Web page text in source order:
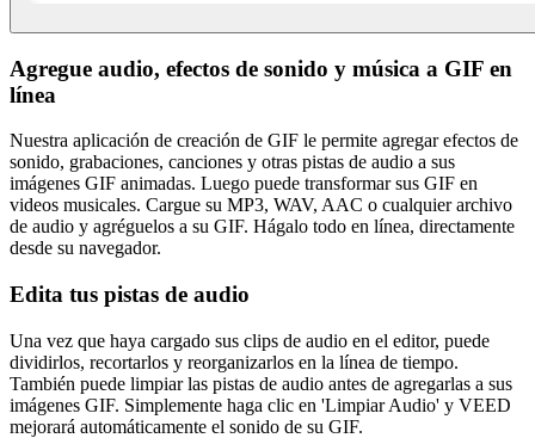
Agregue audio, efectos de sonido y música a GIF en
línea
Nuestra aplicación de creación de GIF le permite agregar efectos de
sonido, grabaciones, canciones y otras pistas de audio a sus
imágenes GIF animadas. Luego puede transformar sus GIF en
videos musicales. Cargue su MP3, WAV, AAC o cualquier archivo
de audio y agréguelos a su GIF. Hágalo todo en línea, directamente
desde su navegador.
Edita tus pistas de audio
Una vez que haya cargado sus clips de audio en el editor, puede
dividirlos, recortarlos y reorganizarlos en la línea de tiempo.
También puede limpiar las pistas de audio antes de agregarlas a sus
imágenes GIF. Simplemente haga clic en 'Limpiar Audio' y VEED
mejorará automáticamente el sonido de su GIF.